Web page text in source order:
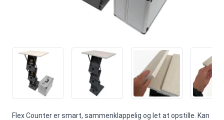
Flex Counter er smart, sammenklappelig og let at opstille. Kan